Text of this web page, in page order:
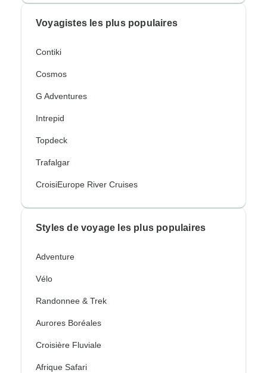
Voyagistes les plus populaires
Contiki
Cosmos
G Adventures
Intrepid
Topdeck
Trafalgar
CroisiEurope River Cruises
Styles de voyage les plus populaires
Adventure
Vélo
Randonnee & Trek
Aurores Boréales
Croisière Fluviale
Afrique Safari